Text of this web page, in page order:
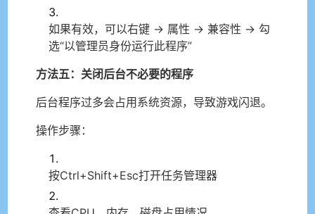
如果有效，可以右键 → 属性 → 兼容性 → 勾
选“以管理员身份运行此程序”
方法五：关闭后台不必要的程序
后台程序过多会占用系统资源，导致游戏闪退。
操作步骤：
按Ctrl+Shift+Esc打开任务管理器